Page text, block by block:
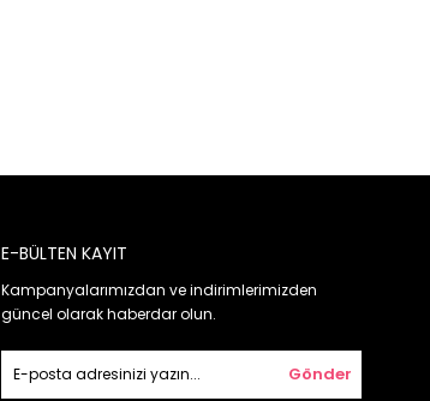
E-BÜLTEN KAYIT
Kampanyalarımızdan ve indirimlerimizden
güncel olarak haberdar olun.
Gönder